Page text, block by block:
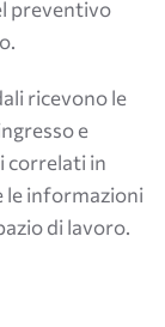
preventivo
ricevono le
e
correlati in
le informazioni
di lavoro.